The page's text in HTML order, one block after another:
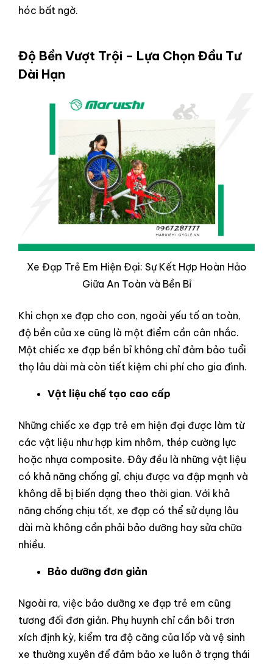
hóc bất ngờ.
Độ Bền Vượt Trội – Lựa Chọn Đầu Tư
Dài Hạn
Xe Đạp Trẻ Em Hiện Đại: Sự Kết Hợp Hoàn Hảo
Giữa An Toàn và Bền Bỉ
Khi chọn xe đạp cho con, ngoài yếu tố an toàn,
độ bền của xe cũng là một điểm cần cân nhắc.
Một chiếc xe đạp bền bỉ không chỉ đảm bảo tuổi
thọ lâu dài mà còn tiết kiệm chi phí cho gia đình.
Vật liệu chế tạo cao cấp
Những chiếc xe đạp trẻ em hiện đại được làm từ
các vật liệu như hợp kim nhôm, thép cường lực
hoặc nhựa composite. Đây đều là những vật liệu
có khả năng chống gỉ, chịu được va đập mạnh và
không dễ bị biến dạng theo thời gian. Với khả
năng chống chịu tốt, xe đạp có thể sử dụng lâu
dài mà không cần phải bảo dưỡng hay sửa chữa
nhiều.
Bảo dưỡng đơn giản
Ngoài ra, việc bảo dưỡng xe đạp trẻ em cũng
tương đối đơn giản. Phụ huynh chỉ cần bôi trơn
xích định kỳ, kiểm tra độ căng của lốp và vệ sinh
xe thường xuyên để đảm bảo xe luôn ở trạng thái